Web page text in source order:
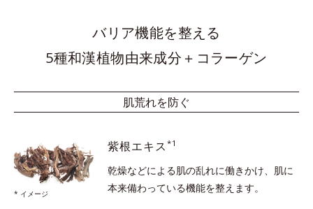
バリア機能を整える
5種和漢植物由来成分＋コラーゲン
肌荒れを防ぐ
* イメージ
紫根エキス *1
乾燥などによる肌の乱れに働きかけ、 肌に
本来備わっている機能を整えます。